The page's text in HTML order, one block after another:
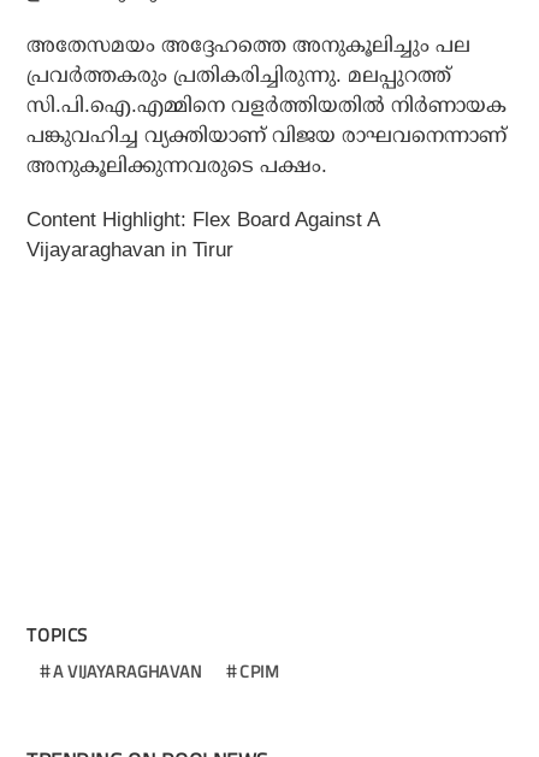
അതേസമയം അദ്ദേഹത്തെ അനുകൂലിച്ചും പല
പ്രവര്‍ത്തകരും പ്രതികരിച്ചിരുന്നു. മലപ്പുറത്ത്
സി.പി.ഐ.എമ്മിനെ വളര്‍ത്തിയതില്‍ നിര്‍ണായക
പങ്കുവഹിച്ച വ്യക്തിയാണ് വിജയ രാഘവനെന്നാണ്
അനുകൂലിക്കുന്നവരുടെ പക്ഷം.
Content Highlight: Flex Board Against A
Vijayaraghavan in Tirur
TOPICS
A VIJAYARAGHAVAN CPIM